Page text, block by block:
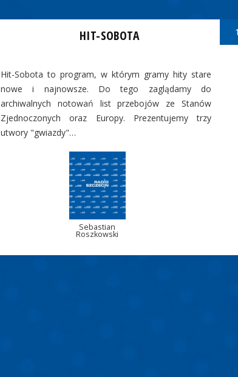
HIT-SOBOTA
Hit-Sobota to program, w którym gramy hity stare
nowe i najnowsze. Do tego zaglądamy do
archiwalnych notowań list przebojów ze Stanów
Zjednoczonych oraz Europy. Prezentujemy trzy
utwory "gwiazdy"…
Sebastian
Roszkowski